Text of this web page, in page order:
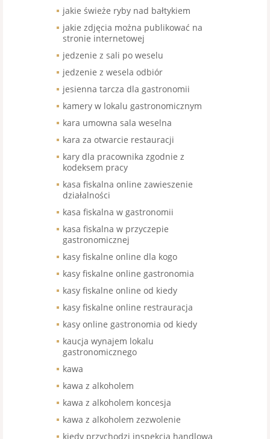
jakie świeże ryby nad bałtykiem
jakie zdjęcia można publikować na
stronie internetowej
jedzenie z sali po weselu
jedzenie z wesela odbiór
jesienna tarcza dla gastronomii
kamery w lokalu gastronomicznym
kara umowna sala weselna
kara za otwarcie restauracji
kary dla pracownika zgodnie z
kodeksem pracy
kasa fiskalna online zawieszenie
działalności
kasa fiskalna w gastronomii
kasa fiskalna w przyczepie
gastronomicznej
kasy fiskalne online dla kogo
kasy fiskalne online gastronomia
kasy fiskalne online od kiedy
kasy fiskalne online restrauracja
kasy online gastronomia od kiedy
kaucja wynajem lokalu
gastronomicznego
kawa
kawa z alkoholem
kawa z alkoholem koncesja
kawa z alkoholem zezwolenie
kiedy przychodzi inspekcja handlowa